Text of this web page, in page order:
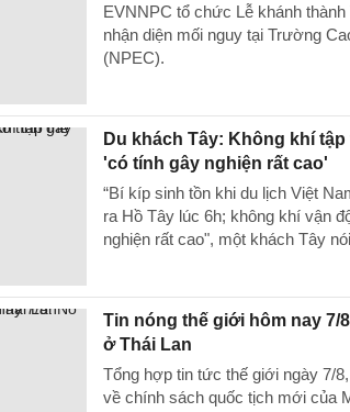
EVNNPC tổ chức Lễ khánh
nhận diện mối nguy tại Trường
(NPEC).
Du khách Tây: Không khí
'có tính gây nghiện rất cao'
“Bí kíp sinh tồn khi du lịch Việt
ra Hồ Tây lúc 6h; không khí vận
nghiện rất cao", một khách Tây
Tin nóng thế giới hôm nay
ở Thái Lan
Tổng hợp tin tức thế giới ngày 7/
về chính sách quốc tịch mới của